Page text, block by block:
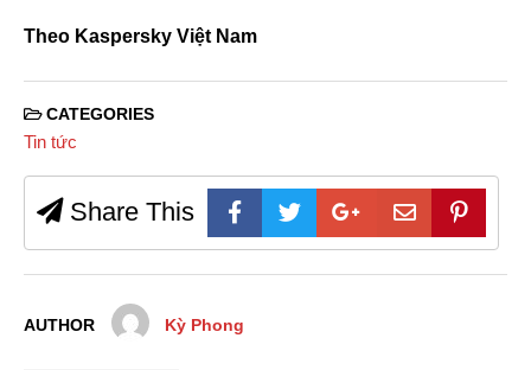
Theo Kaspersky Việt Nam
CATEGORIES
Tin tức
Share This
AUTHOR Kỳ Phong